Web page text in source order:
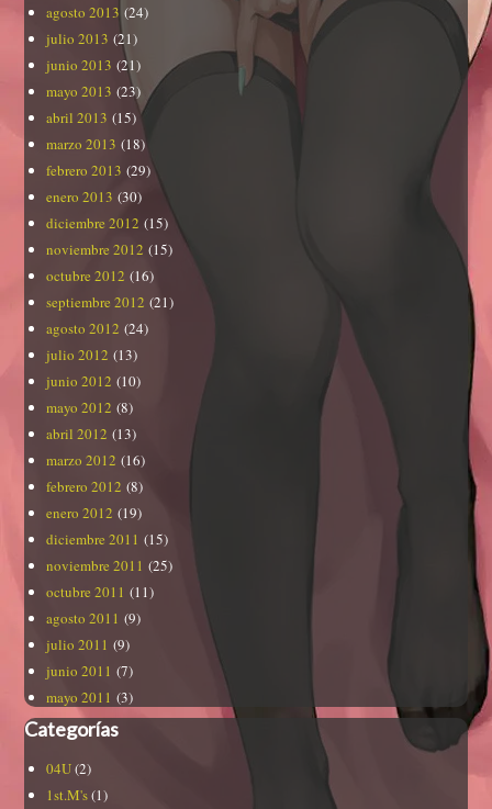
agosto 2013 (24)
julio 2013 (21)
junio 2013 (21)
mayo 2013 (23)
abril 2013 (15)
marzo 2013 (18)
febrero 2013 (29)
enero 2013 (30)
diciembre 2012 (15)
noviembre 2012 (15)
octubre 2012 (16)
septiembre 2012 (21)
agosto 2012 (24)
julio 2012 (13)
junio 2012 (10)
mayo 2012 (8)
abril 2012 (13)
marzo 2012 (16)
febrero 2012 (8)
enero 2012 (19)
diciembre 2011 (15)
noviembre 2011 (25)
octubre 2011 (11)
agosto 2011 (9)
julio 2011 (9)
junio 2011 (7)
mayo 2011 (3)
Categorías
04U(2)
1st.M's(1)